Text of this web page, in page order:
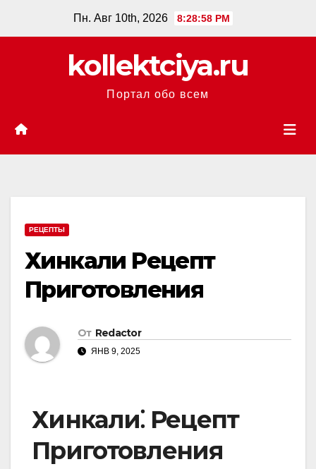
Пн. Авг 10th, 2026 8:28:59 PM
kollektciya.ru
Портал обо всем
РЕЦЕПТЫ
Хинкали Рецепт
Приготовления
От Redactor
ЯНВ 9, 2025
Хинкали⁚ Рецепт
Приготовления